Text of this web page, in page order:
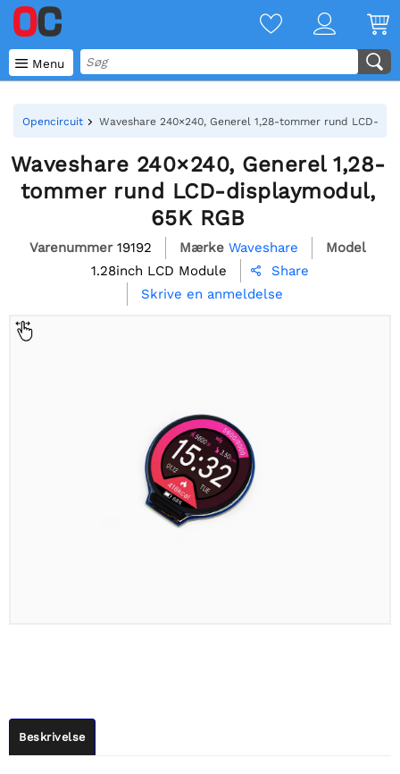
 Menu
Opencircuit Waveshare 240×240, Generel 1,28-tommer rund LCD-
Waveshare 240×240, Generel 1,28-
tommer rund LCD-displaymodul,
65K RGB
Varenummer 19192 Mærke Waveshare
Model
1.28inch LCD Module

Share
Skrive en anmeldelse
Beskrivelse